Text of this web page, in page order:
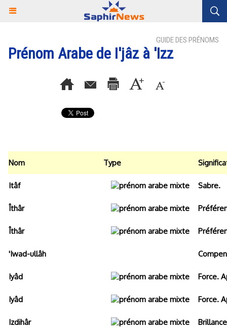
GUIDE DES PRÉNOMS
Prénom Arabe de I'jâz à 'Izz
Nom Type
Itâf Sabre.
Îthâr
Îthâr
'Iwad-ullâh
Iyâd Force.
Iyâd Force.
Izdihâr